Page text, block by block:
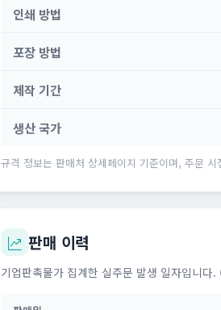
인쇄 방법
포장 방법
제작 기간
생산 국가
규격 정보는 판매처 상세페이지 기준이며, 주문
판매 이력
기업판촉물가 집계한 실주문 발생 일자입니